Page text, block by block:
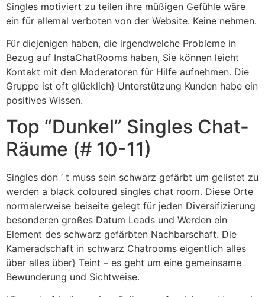
Singles motiviert zu teilen ihre müßigen Gefühle wäre
ein für allemal verboten von der Website. Keine nehmen.
Für diejenigen haben, die irgendwelche Probleme in
Bezug auf InstaChatRooms haben, Sie können leicht
Kontakt mit den Moderatoren für Hilfe aufnehmen. Die
Gruppe ist oft glücklich} Unterstützung Kunden habe ein
positives Wissen.
Top “Dunkel” Singles Chat-
Räume (# 10-11)
Singles don ‘ t muss sein schwarz gefärbt um gelistet zu
werden a black coloured singles chat room. Diese Orte
normalerweise beiseite gelegt für jeden Diversifizierung
besonderen großes Datum Leads und Werden ein
Element des schwarz gefärbten Nachbarschaft. Die
Kameradschaft in schwarz Chatrooms eigentlich alles
über alles über} Teint – es geht um eine gemeinsame
Bewunderung und Sichtweise.